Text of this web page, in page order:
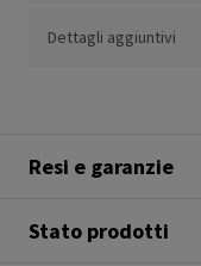
Dettagli aggiuntivi
Resi e garanzie
Stato prodotti